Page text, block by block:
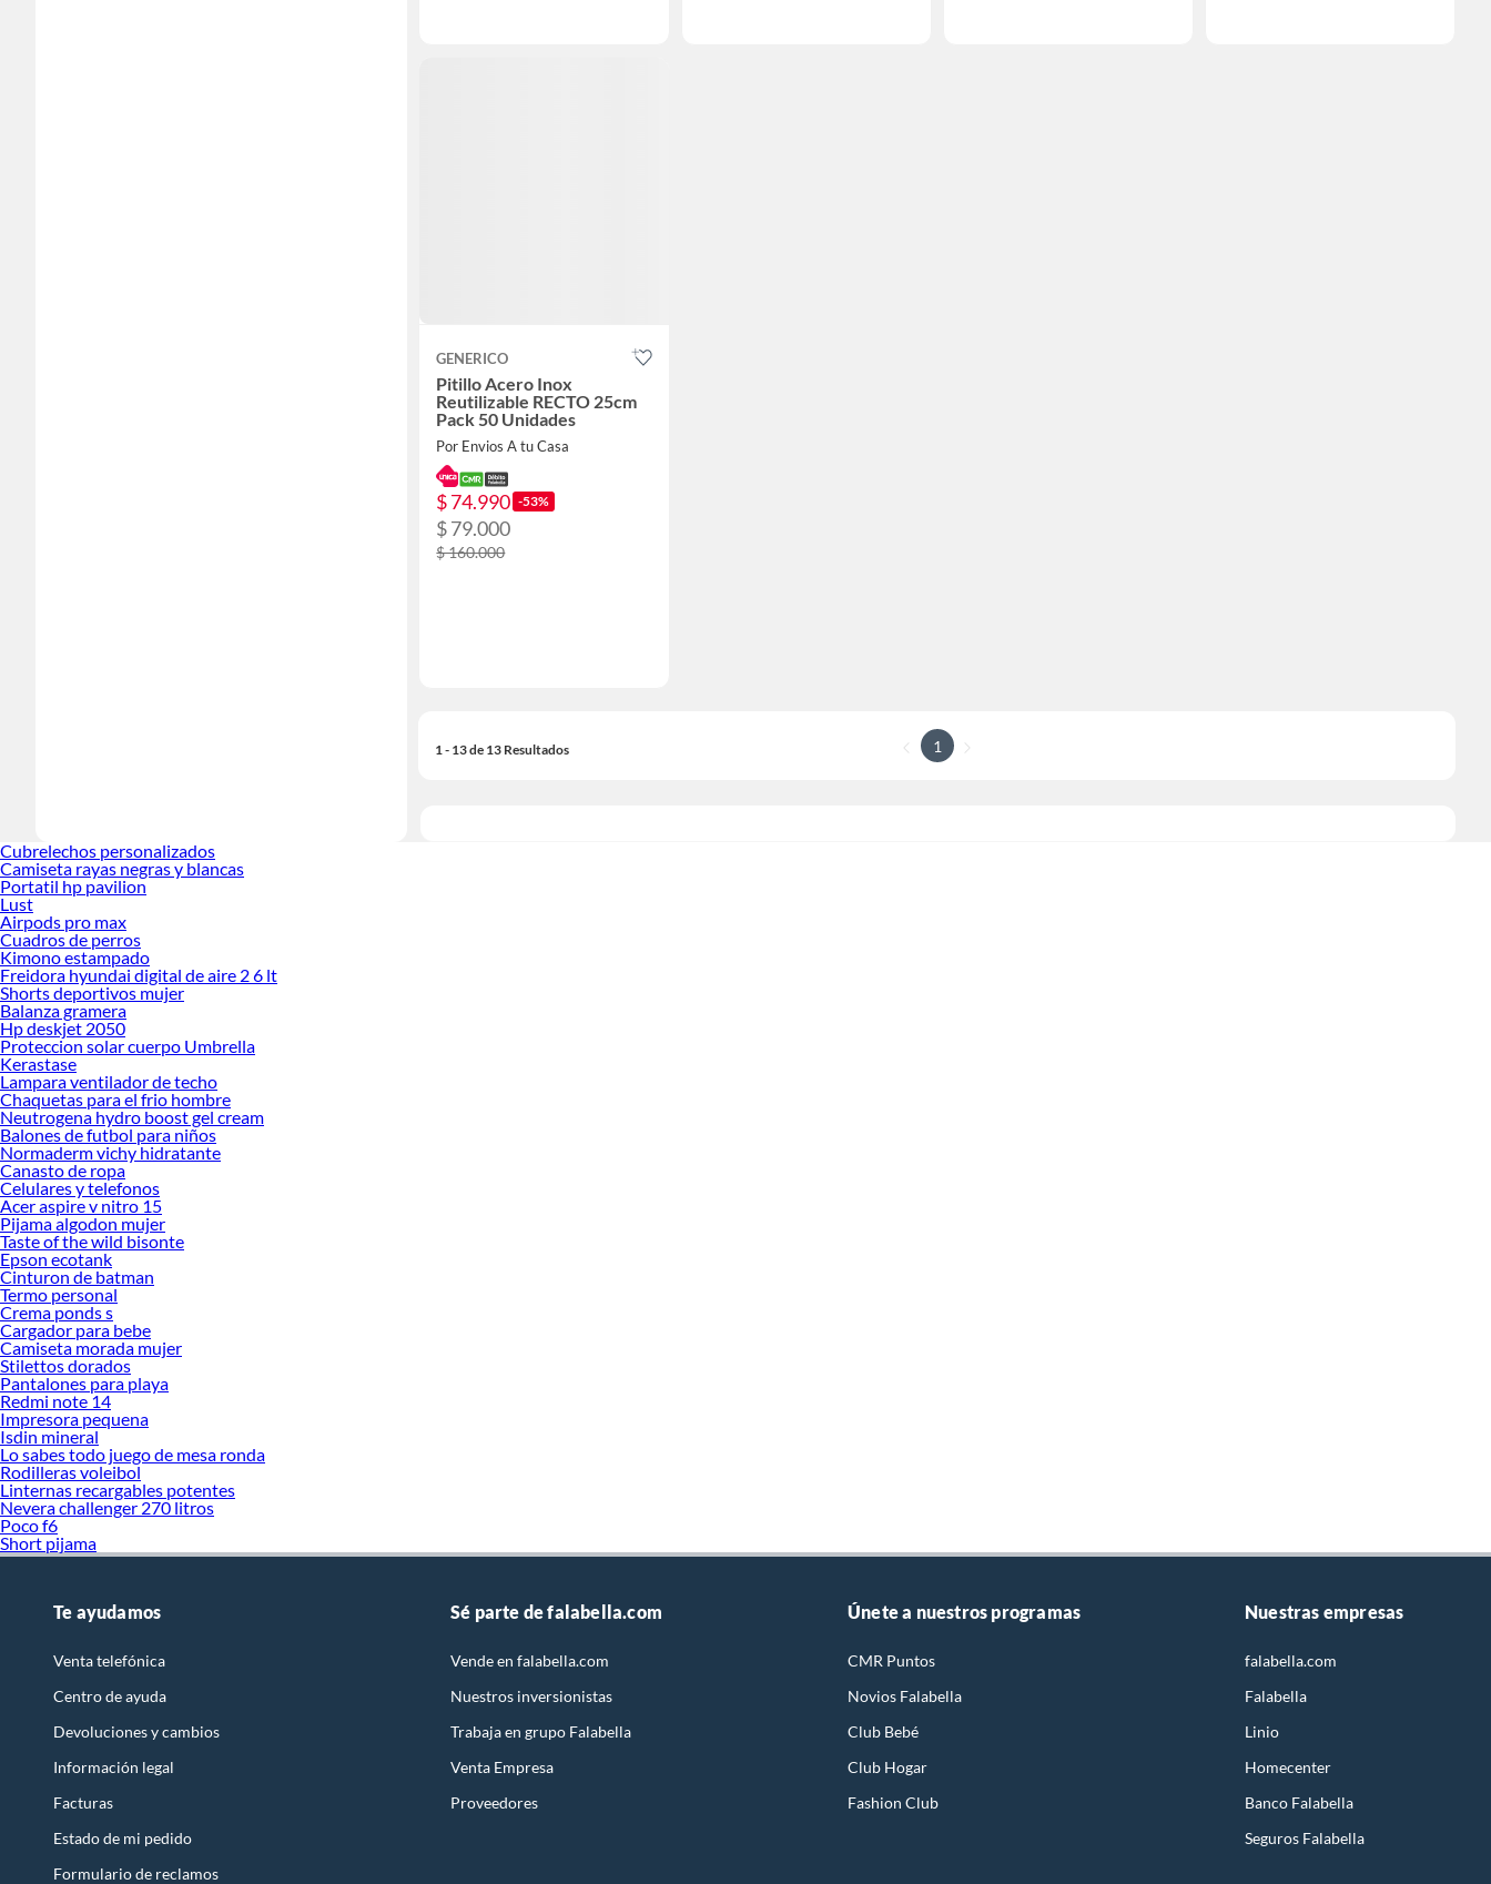
GENERICO
Pitillo Acero Inox
Reutilizable RECTO 25cm
Pack 50 Unidades
Por Envios A tu Casa
$ 74.990 -53%
$ 79.000
$ 160.000
1 - 13 de 13 Resultados 1
Cubrelechos personalizados
Camiseta rayas negras y blancas
Portatil hp pavilion
Lust
Airpods pro max
Cuadros de perros
Kimono estampado
Freidora hyundai digital de aire 2 6 lt
Shorts deportivos mujer
Balanza gramera
Hp deskjet 2050
Proteccion solar cuerpo Umbrella
Kerastase
Lampara ventilador de techo
Chaquetas para el frio hombre
Neutrogena hydro boost gel cream
Balones de futbol para niños
Normaderm vichy hidratante
Canasto de ropa
Celulares y telefonos
Acer aspire v nitro 15
Pijama algodon mujer
Taste of the wild bisonte
Epson ecotank
Cinturon de batman
Termo personal
Crema ponds s
Cargador para bebe
Camiseta morada mujer
Stilettos dorados
Pantalones para playa
Redmi note 14
Impresora pequena
Isdin mineral
Lo sabes todo juego de mesa ronda
Rodilleras voleibol
Linternas recargables potentes
Nevera challenger 270 litros
Poco f6
Short pijama
Te ayudamos
Venta telefónica
Centro de ayuda
Devoluciones y cambios
Información legal
Facturas
Estado de mi pedido
Formulario de reclamos
Sé parte de falabella.com
Vende en falabella.com
Nuestros inversionistas
Trabaja en grupo Falabella
Venta Empresa
Proveedores
Únete a nuestros programas
CMR Puntos
Novios Falabella
Club Bebé
Club Hogar
Fashion Club
Nuestras empresas
falabella.com
Falabella
Linio
Homecenter
Banco Falabella
Seguros Falabella